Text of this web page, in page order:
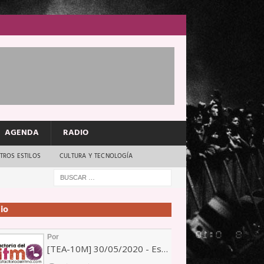
AGENDA RADIO
ESTILOS CULTURA Y TECNOLOGÍA